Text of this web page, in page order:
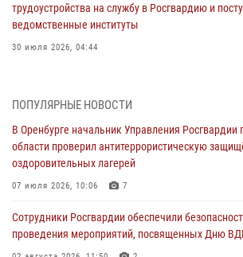
трудоустройства на службу в Росгвардию и
ведомственные институты
30 июля 2026, 04:44
28 июля 2026, 09:41 1
Росгвардейцы обеспечили правопорядок на
ВМФ в Оренбурге
27 июля 2026, 14:36 2
жизненной ситуации (ВИДЕО)
26 июля 2026, 14:45
ПОПУЛЯРНЫЕ НОВОСТИ
В Оренбурге начальник Управления Росгвардии
области проверил антитеррористическую
оздоровительных лагерей
07 июля 2026, 10:06 7
Сотрудники Росгвардии обеспечили
проведения мероприятий, посвященных Дню